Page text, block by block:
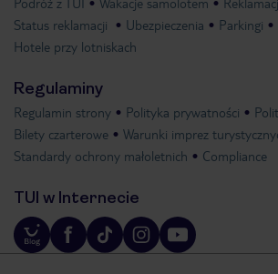
Status reklamacji
Ubezpieczenia
Parkingi
Hotele przy lotniskach
Regulaminy
Regulamin strony Polityka prywatności
Bilety czarterowe
Warunki imprez
Standardy ochrony małoletnich
Compliance
TUI w Internecie